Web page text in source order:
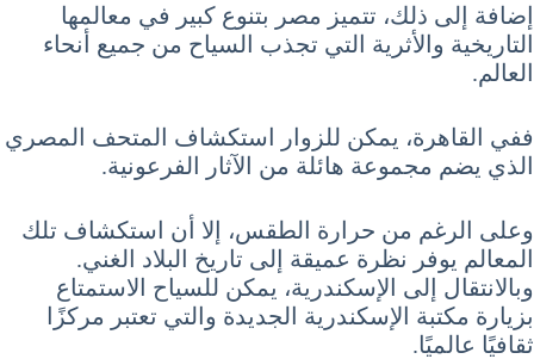
إضافة إلى ذلك، تتميز مصر بتنوع كبير في معالمها
التاريخية والأثرية التي تجذب السياح من جميع أنحاء
العالم.
ففي القاهرة، يمكن للزوار استكشاف المتحف المصري
الذي يضم مجموعة هائلة من الآثار الفرعونية.
وعلى الرغم من حرارة الطقس، إلا أن استكشاف تلك
المعالم يوفر نظرة عميقة إلى تاريخ البلاد الغني.
وبالانتقال إلى الإسكندرية، يمكن للسياح الاستمتاع
بزيارة مكتبة الإسكندرية الجديدة والتي تعتبر مركزًا
ثقافيًا عالميًا.